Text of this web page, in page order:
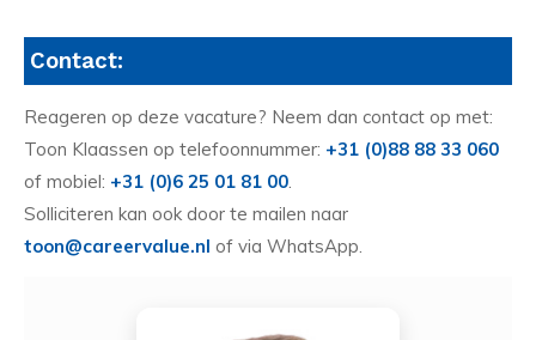
Contact:
Reageren op deze vacature? Neem dan contact op met:
Toon Klaassen op telefoonnummer: +31 (0)88 88 33 060
of mobiel: +31 (0)6 25 01 81 00
Solliciteren kan ook door te mailen naar
toon@careervalue.nl of via WhatsApp.